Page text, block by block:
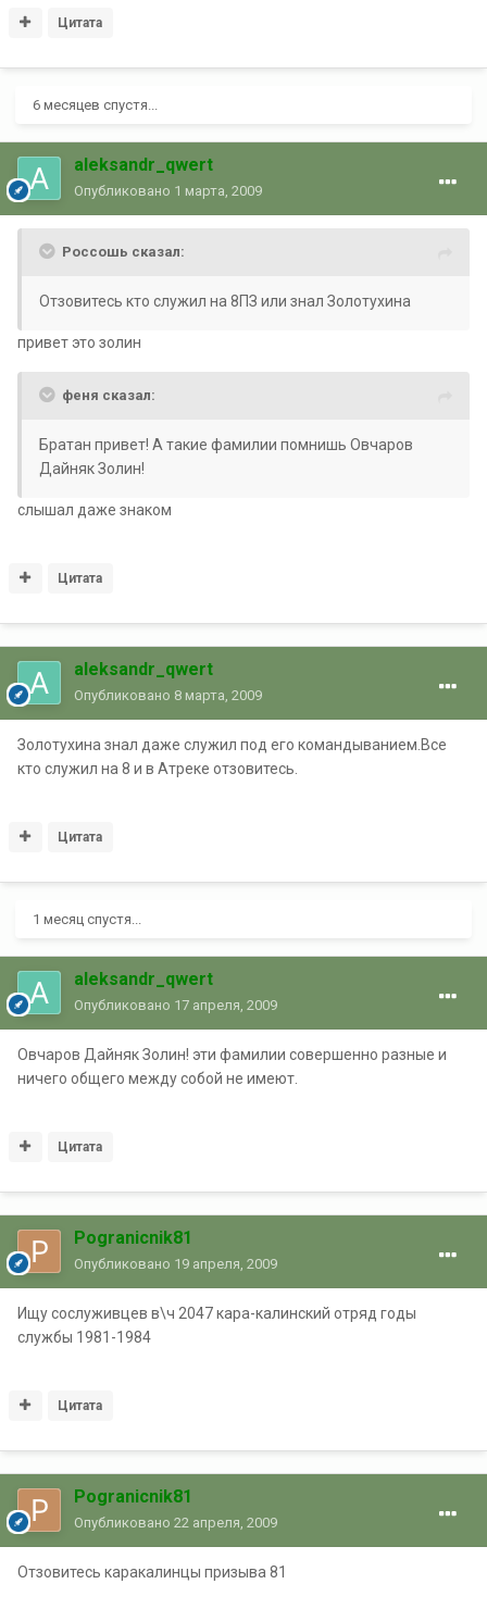
Цитата
6 месяцев спустя...
aleksandr_qwert
Опубликовано 1 марта, 2009
Россошь сказал:
Отзовитесь кто служил на 8ПЗ или знал Золотухина
привет это золин
феня сказал:
Братан привет! А такие фамилии помнишь Овчаров
Дайняк Золин!
слышал даже знаком
Цитата
aleksandr_qwert
Опубликовано 8 марта, 2009
Золотухина знал даже служил под его командыванием.Все
кто служил на 8 и в Атреке отзовитесь.
Цитата
1 месяц спустя...
aleksandr_qwert
Опубликовано 17 апреля, 2009
Овчаров Дайняк Золин! эти фамилии совершенно разные и
ничего общего между собой не имеют.
Цитата
Pogranicnik81
Опубликовано 19 апреля, 2009
Ищу сослуживцев в\ч 2047 кара-калинский отряд годы
службы 1981-1984
Цитата
Pogranicnik81
Опубликовано 22 апреля, 2009
Отзовитесь каракалинцы призыва 81